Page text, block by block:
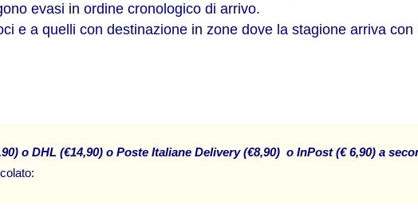
evasi in ordine cronologico di arrivo.
e a quelli con destinazione in zone dove la stagione arriva
o DHL (€14,90) o Poste Italiane Delivery (€8,90)  o InPost (€ 6,90) a